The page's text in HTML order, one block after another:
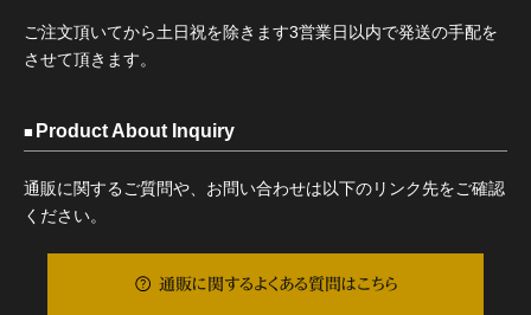
ご注文頂いてから土日祝を除きます3営業日以内で発送の手配を
させて頂きます。
Product About Inquiry
通販に関するご質問や、お問い合わせは以下のリンク先をご確認
ください。
通販に関するよくある質問はこちら